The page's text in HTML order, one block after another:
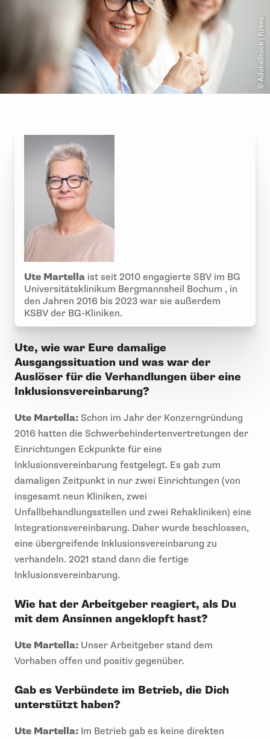
© AdobeStock | fizkes
Ute Martella ist seit 2010 engagierte SBV im BG
Universitätsklinikum Bergmannsheil Bochum , in
den Jahren 2016 bis 2023 war sie außerdem
KSBV der BG-Kliniken.
Ute, wie war Eure damalige
Ausgangssituation und was war der
Auslöser für die Verhandlungen über eine
Inklusionsvereinbarung?
Ute Martella: Schon im Jahr der Konzerngründung
2016 hatten die Schwerbehindertenvertretungen der
Einrichtungen Eckpunkte für eine
Inklusionsvereinbarung festgelegt. Es gab zum
damaligen Zeitpunkt in nur zwei Einrichtungen (von
insgesamt neun Kliniken, zwei
Unfallbehandlungsstellen und zwei Rehakliniken) eine
Integrationsvereinbarung. Daher wurde beschlossen,
eine übergreifende Inklusionsvereinbarung zu
verhandeln. 2021 stand dann die fertige
Inklusionsvereinbarung.
Wie hat der Arbeitgeber reagiert, als Du
mit dem Ansinnen angeklopft hast?
Ute Martella: Unser Arbeitgeber stand dem
Vorhaben offen und positiv gegenüber.
Gab es Verbündete im Betrieb, die Dich
unterstützt haben?
Ute Martella: Im Betrieb gab es keine direkten